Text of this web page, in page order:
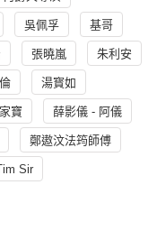
吳佩孚 基哥
張曉嵐 朱利安
湯寳如
寶 薛影儀 - 阿儀
鄭遨汶法筠師傅
Sir